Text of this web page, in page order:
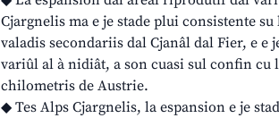
Cjargnelis ma e je stade plui consistente
valadis secondariis dal Cjanâl dal Fier, e
variûl al à nidiât, a son cuasi sul confin cu
chilometris de Austrie.
◆ Tes Alps Cjargnelis, la espansion e je